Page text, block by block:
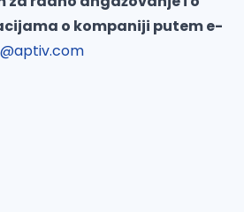
o kompaniji putem e-